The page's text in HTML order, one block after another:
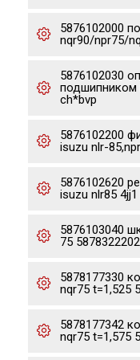
5876102000
nqr90/npr75/
5876102030
подшипником
ch*bvp
5876102200
isuzu nlr-
5876102620
isuzu nlr85
5876103040
75
5878177330
nqr75 t=1,525
5878177342
nqr75 t=1,575